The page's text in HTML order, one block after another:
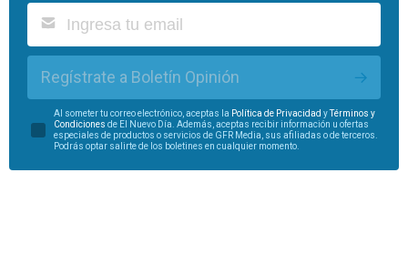
Regístrate a Boletín Opinión
Al someter tu correo electrónico, aceptas la Política de Privacidad y
Términos y
Condiciones de El Nuevo Día. Además, aceptas recibir información u ofertas
especiales de productos o servicios de GFR Media, sus afiliadas o de terceros.
Podrás optar salirte de los boletines en cualquier momento.